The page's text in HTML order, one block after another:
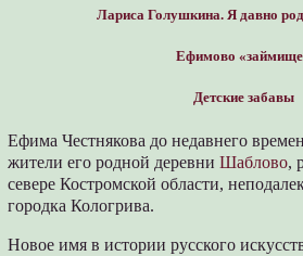
Лариса Голушкина. Я давно
Ефимово
Детские забавы
Ефима Честнякова до недавнего
жители его родной деревниШаблово,
севере Костромской области,
городка Кологрива.
Новое имя в истории русского